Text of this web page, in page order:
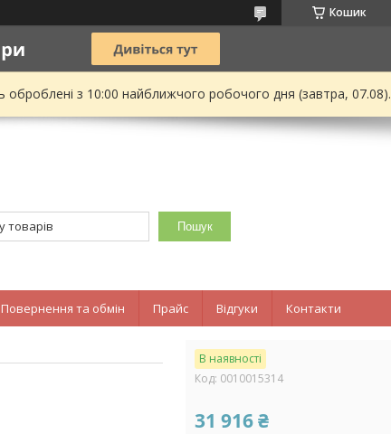
Кошик
з 10:00 найближчого робочого дня (завтра, 07.08).
Пошук
Повернення та обмін Прайс Відгуки Контакти
В наявності
Код: 0010015314
31 916 ₴